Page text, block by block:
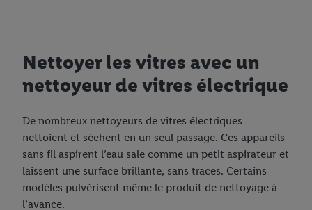
Nettoyer les vitres avec un
nettoyeur de vitres électrique
De nombreux nettoyeurs de vitres électriques
nettoient et sèchent en un seul passage. Ces appareils
sans fil aspirent l’eau sale comme un petit aspirateur et
laissent une surface brillante, sans traces. Certains
modèles pulvérisent même le produit de nettoyage à
l’avance.